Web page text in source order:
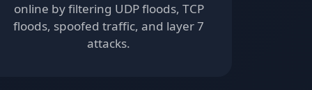
online by filtering UDP floods, TCP
floods, spoofed traffic, and layer 7
attacks.